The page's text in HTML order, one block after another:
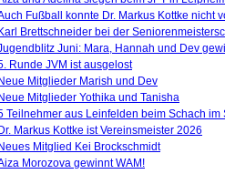
Fußball konnte Dr. Markus Kottke nicht
Karl Brettschneider bei der
Juni: Mara, Hannah und Dev
Runde JVM ist ausgelost
Neue Mitglieder Marish und Dev
Neue Mitglieder Yothika und Tanisha
Teilnehmer aus Leinfelden beim Schach
Dr. Markus Kottke ist Vereinsmeister 2026
Neues Mitglied Kei Brockschmidt
Morozova gewinnt WAM!